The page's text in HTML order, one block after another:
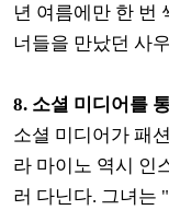
년 여름에만 한 번
너들을 만났던 사
8. 소셜 미디어를
소셜 미디어가 패
라 마이노 역시 인
러 다닌다. 그녀는